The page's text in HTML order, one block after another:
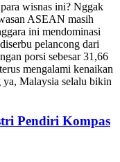
wisnas ini? Nggak
ASEAN masih
ini mendominasi
pelancong dari
porsi sebesar 31,66
mengalami kenaikan
Malaysia selalu bikin
Pendiri Kompas